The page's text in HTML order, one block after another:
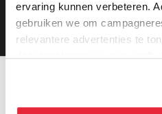
ervaring kunnen verbeteren.
gebruiken we om
relevantere advertenties te
daar toestemming voor geeft.
kunnen deze gegevens
hebben verzameld via het
Gratis bezorging vanaf €99,-
Gratis retourneren binnen 90
Klanten geven ons een 9.3